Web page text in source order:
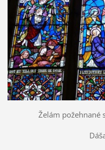
Želám požehnané